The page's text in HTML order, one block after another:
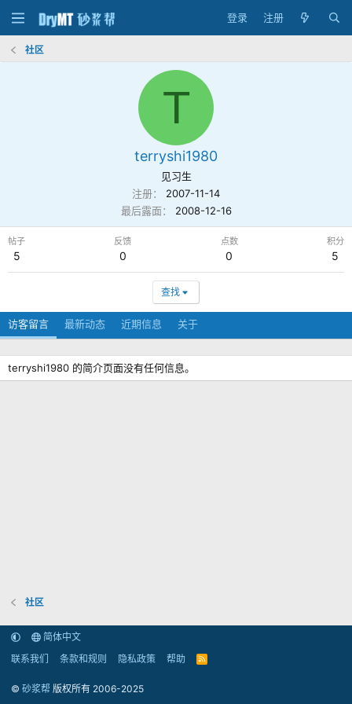
登录 注册
社区
T
terryshi1980
见习生
注册
2007-11-14
最后露面
2008-12-16
帖子
5
反馈
0
点数
0
积分
5
查找
访客留言 最新动态 近期信息 关于
terryshi1980 的简介页面没有任何信息。
社区
简体中文
联系我们
条款和规则 隐私政策 帮助
R
© 砂浆帮 版权所有 2006-2025